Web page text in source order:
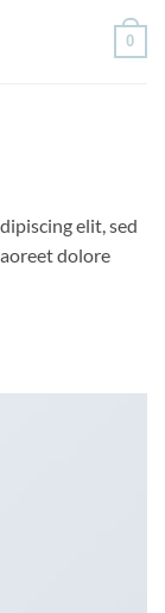
0
elit, sed
dolore